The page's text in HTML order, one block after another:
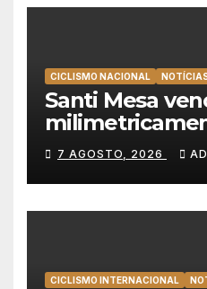
CICLISMO NACIONAL
Santi Mesa
Albufeira, Rui
mantém a
Portugal
7 AGOSTO, 2026
CICLISMO INTERNACIONAL